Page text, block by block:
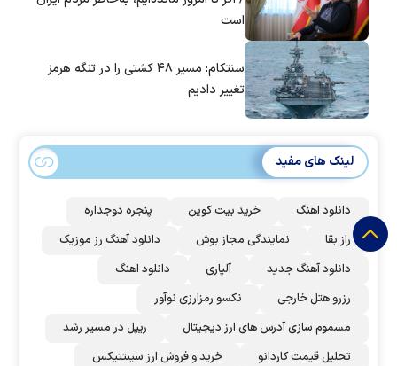
است
سنتکام: مسیر ۴۸ کشتی را در تنگه هرمز
تغییر دادیم
لینک های مفید
دانلود اهنگ خرید بیت کوین
پنجره دوجداره
راز بقا
نمایندگی مجاز بوش
دانلود آهنگ رز‌ موزیک
دانلود آهنگ جدید
آلپاری
دانلود اهنگ
رزرو هتل خارجی
نکسو رمزارزی نوآور
مسموم سازی آدرس های ارز دیجیتال
ریپل در مسیر رشد
تحلیل قیمت کاردانو
خرید و فروش ارز سینتتیکس